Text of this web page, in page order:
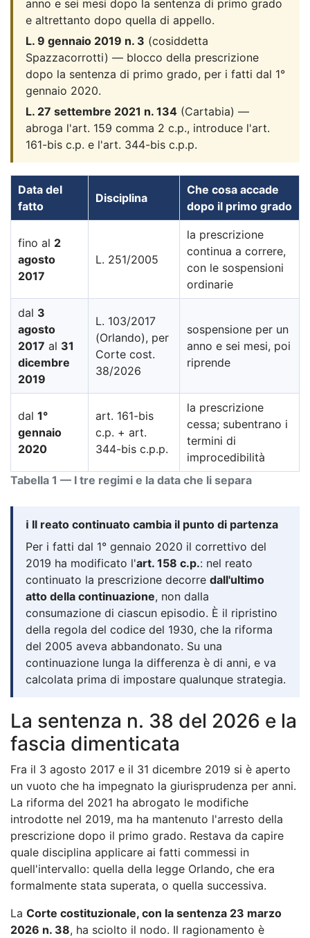
anno e sei mesi dopo la sentenza di primo grado
e altrettanto dopo quella di appello.
L. 9 gennaio 2019 n. 3 (cosiddetta
Spazzacorrotti) — blocco della prescrizione
dopo la sentenza di primo grado, per i fatti dal 1°
gennaio 2020.
L. 27 settembre 2021 n. 134 (Cartabia) —
abroga l'art. 159 comma 2 c.p., introduce l'art.
161-bis c.p. e l'art. 344-bis c.p.p.
Tabella 1 — I tre regimi e la data che li separa
Data del
fatto
Disciplina
Che cosa accade
dopo il primo grado
fino al 2
agosto
2017
L. 251/2005
la prescrizione
continua a correre,
con le sospensioni
ordinarie
dal 3
agosto
2017 al 31
dicembre
2019
L. 103/2017
(Orlando), per
Corte cost.
38/2026
sospensione per un
anno e sei mesi, poi
riprende
dal 1°
gennaio
2020
art. 161-bis
c.p. + art.
344-bis c.p.p.
la prescrizione
cessa; subentrano i
termini di
improcedibilità
ℹ️ Il reato continuato cambia il punto di partenza
Per i fatti dal 1° gennaio 2020 il correttivo del
2019 ha modificato l'art. 158 c.p.: nel reato
continuato la prescrizione decorre dall'ultimo
atto della continuazione, non dalla
consumazione di ciascun episodio. È il ripristino
della regola del codice del 1930, che la riforma
del 2005 aveva abbandonato. Su una
continuazione lunga la differenza è di anni, e va
calcolata prima di impostare qualunque strategia.
La sentenza n. 38 del 2026 e la
fascia dimenticata
Fra il 3 agosto 2017 e il 31 dicembre 2019 si è aperto
un vuoto che ha impegnato la giurisprudenza per anni.
La riforma del 2021 ha abrogato le modifiche
introdotte nel 2019, ma ha mantenuto l'arresto della
prescrizione dopo il primo grado. Restava da capire
quale disciplina applicare ai fatti commessi in
quell'intervallo: quella della legge Orlando, che era
formalmente stata superata, o quella successiva.
La Corte costituzionale, con la sentenza 23 marzo
2026 n. 38, ha sciolto il nodo. Il ragionamento è